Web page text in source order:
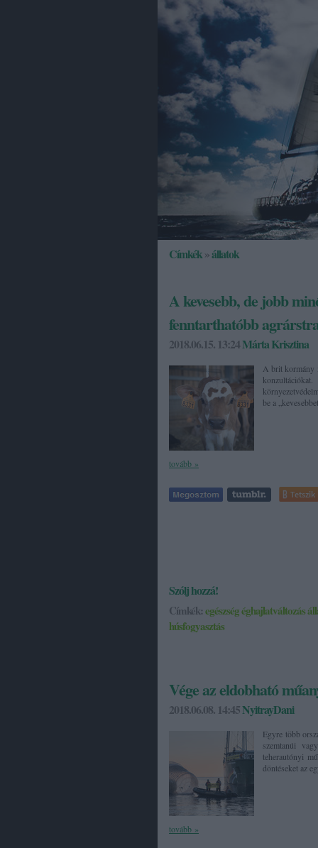
Címkék»állatok
A kevesebb, de jobb
fenntarthatóbb
2018.06.15. 13:24Márta Krisztina
A brit kormány
be a
tovább »
Tetszik
Szólj hozzá!
Címkék:egészségéghajlatváltozás
húsfogyasztás
Vége az eldobható
2018.06.08. 14:45NyitrayDani
Egyre több
szemtanúi
teherautónyi
döntéseket az
tovább »